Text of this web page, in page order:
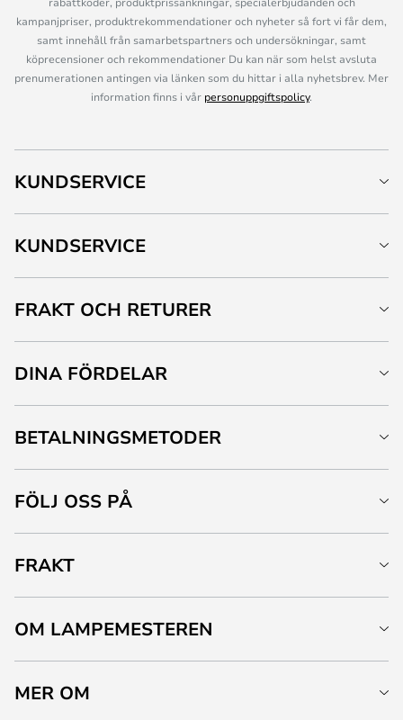
kampanjpriser, produktrekommendationer och nyheter så fort vi får dem,
samt innehåll från samarbetspartners och undersökningar, samt
köprecensioner och rekommendationer Du kan när som helst avsluta
prenumerationen antingen via länken som du hittar i alla nyhetsbrev. Mer
information finns i vår personuppgiftspolicy.
KUNDSERVICE
KUNDSERVICE
FRAKT OCH RETURER
DINA FÖRDELAR
BETALNINGSMETODER
FÖLJ OSS PÅ
FRAKT
OM LAMPEMESTEREN
MER OM